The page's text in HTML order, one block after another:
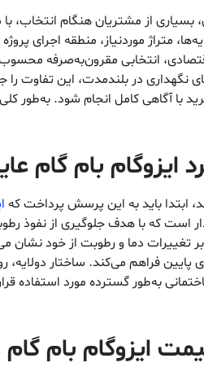
بسیاری از مشتریان هنگام انتخاب،
متراژ موردنیاز، منطقه اجرای
انتخابی مقرون‌به‌صرفه محسوب
نگهداری در بلندمدت، این تفاوت
با آگاهی کامل انجام شود. به‌طور
ایزوگام بام گام
ابتدا باید به این پرسش پرداخت که
است که با هدف جلوگیری از نفوذ
تغییرات دما و رطوبت از خود نشان
پایین فراهم می‌کند. ساختار
به‌طور گسترده مورد استفاده
ایزوگام بام گام